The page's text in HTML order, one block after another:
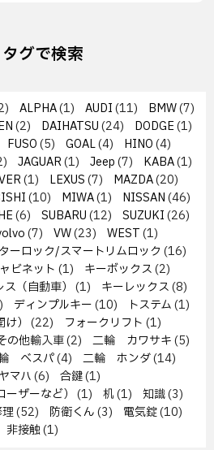
グで検索
ALPHA(1) AUDI(11) BMW(7)
(2) DAIHATSU(24) DODGE(1)
FUSO(5) GOAL(4) HINO(4)
JAGUAR(1) Jeep(7) KABA(1)
(1) LEXUS(7) MAZDA(20)
(10) MIWA(1) NISSAN(46)
(6) SUBARU(12) SUZUKI(26)
(7) VW(23) WEST(1)
ーロック/スマートリムロック (16)
ビネット (1) キーボックス(2)
（自動車） (1) キーレックス(8)
ディンプルキー(10) トステム(1)
） (22) フォークリフト (1)
他輸入車(2) 二輪 カワサキ(5)
ベスパ(4) 二輪 ホンダ(14)
マハ(6) 合鍵(1)
ザーなど） (1) 机(1) 知識(3)
(52) 防衛くん(3) 電気錠(10)
非接触(1)